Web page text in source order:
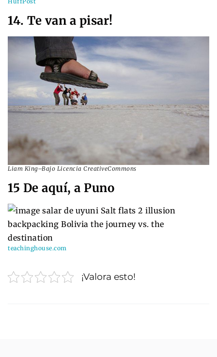
14. Te van a pisar!
Liam King–Bajo Licencia CreativeCommons
15 De aquí, a Puno
teachinghouse.com
¡Valora esto!